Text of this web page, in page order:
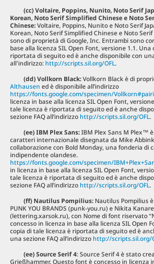
(cc) Voltaire, Poppins, Nunito, Noto Serif
Korean, Noto Serif Simplified Chinese e Noto
Chinese:Voltaire, Poppins, Nunito e Noto Serif
Korean, Noto Serif Simplified Chinese e Noto
sono di proprietà di Google, Inc. Entrambi sono
base alla licenza SIL Open Font, versione 1.1.
riportata di seguito ed è anche disponibile con
all'indirizzo: http://scripts.sil.org/OFL.
(dd) Vollkorn Black:Vollkorn Black è di
Althausen ed è disponibile all’indirizzo
https://fonts.google.com/specimen/
licenza in base alla licenza SIL Open Font,
tale licenza è riportata di seguito ed è anche
sezione FAQ all’indirizzo http://scripts.sil.org/OFL.
(ee) IBM Plex Sans:IBM Plex Sans M Plex™
caratteri internazionale disegnata da Mike
collaborazione con Bold Monday, una fonderia di
indipendente olandese.
https://fonts.google.com/specimen/
in licenza in base alla licenza SIL Open Font,
tale licenza è riportata di seguito ed è anche
sezione FAQ all’indirizzo http://scripts.sil.org/OFL.
(ff) Nautilus Pompilius: Nautilus Pompilius
PUNK YOU BRANDS (punk-you.ru) e Nikita
(lettering.xarsok.ru), con Nome di font riservato
concesso in licenza in base alla licenza SIL Open
copia di tale licenza è riportata di seguito ed è
una sezione FAQ all’indirizzo http://scripts.sil.org/
(ee) Source Serif 4: Source Serif 4 è stato
Grießhammer. Questo font è concesso in licenza